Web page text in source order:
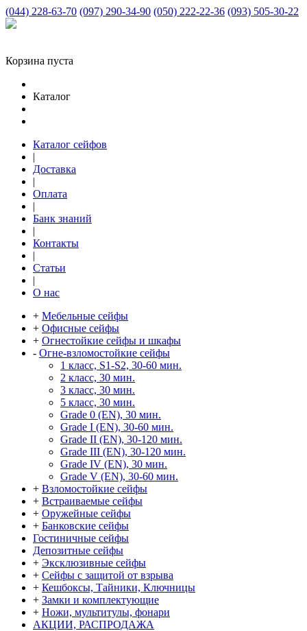
(044) 228-63-70 (097) 290-34-90 (050) 222-22-36 (093) 505-30-22
Корзина пуста
Каталог
Каталог сейфов
|
Доставка
|
Оплата
|
Банк знаний
|
Контакты
|
Статьи
|
О нас
+ Мебельные сейфы
+ Офисные сейфы
+ Огнестойкие сейфы и шкафы
- Огне-взломостойкие сейфы
1 класс, S1-S2, 30-60 мин.
2 класс, 30 мин.
3 класс, 30 мин.
5 класс, 30 мин.
Grade 0 (EN), 30 мин.
Grade I (EN), 30-60 мин.
Grade II (EN), 30-120 мин.
Grade III (EN), 30-120 мин.
Grade IV (EN), 30 мин.
Grade V (EN), 30-60 мин.
+ Взломостойкие сейфы
+ Встраиваемые сейфы
+ Оружейные сейфы
+ Банковские сейфы
Гостиничные сейфы
Депозитные сейфы
+ Эксклюзивные сейфы
+ Сейфы с защитой от взрыва
+ Кешбоксы, Тайники, Ключницы
+ Замки и комплектующие
+ Ножи, мультитулы, фонари
АКЦИИ, РАСПРОДАЖА